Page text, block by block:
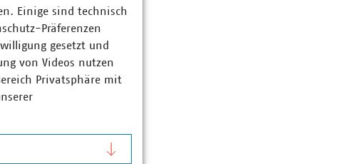
Einige sind technisch
Präferenzen
gesetzt und
von Videos nutzen
Privatsphäre mit